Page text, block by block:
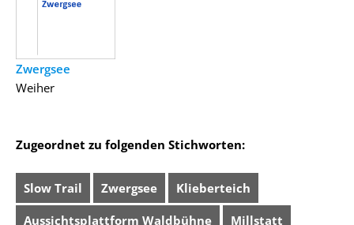
Zwergsee
Weiher
Zugeordnet zu folgenden Stichworten:
Slow Trail Zwergsee Klieberteich
Aussichtsplattform Waldbühne Millstatt